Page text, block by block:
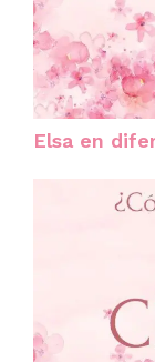
Elsa en